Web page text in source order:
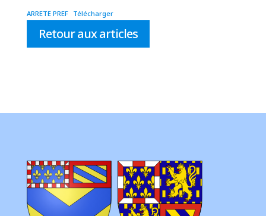
ARRETE PREF Télécharger
Retour aux articles